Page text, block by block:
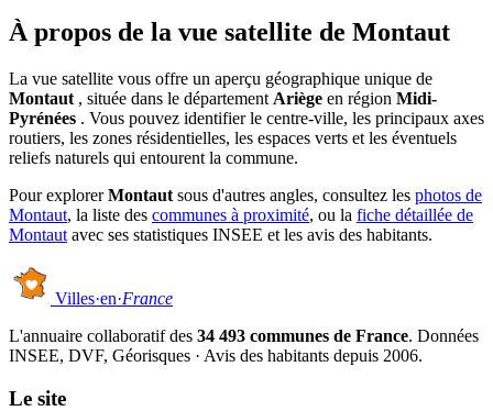
À propos de la vue satellite de Montaut
La vue satellite vous offre un aperçu géographique unique de
Montaut , située dans le département Ariège en région Midi-
Pyrénées . Vous pouvez identifier le centre-ville, les principaux axes
routiers, les zones résidentielles, les espaces verts et les éventuels
reliefs naturels qui entourent la commune.
Pour explorerMontaut sous d'autres angles, consultez les photos de
Montaut, la liste des communes à proximité, ou la fiche détaillée de
Montaut avec ses statistiques INSEE et les avis des habitants.
Villes·en·France
L'annuaire collaboratif des 34 493 communes de France. Données
INSEE, DVF, Géorisques · Avis des habitants depuis 2006.
Le site